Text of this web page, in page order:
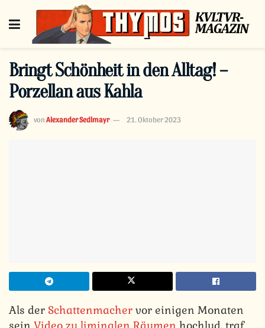
Bringt Schönheit in den Alltag! –
Porzellan aus Kahla
von Alexander Sedlmayr 21. Oktober 2023
Als der Schattenmacher vor einigen Monaten
sein Video zu liminalen Räumen hochlud, traf